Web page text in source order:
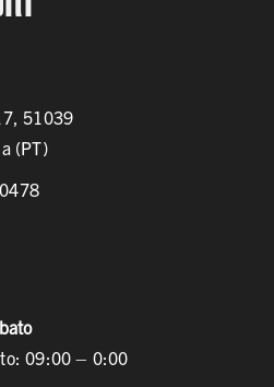
51039
(PT)
09:00 – 0:00